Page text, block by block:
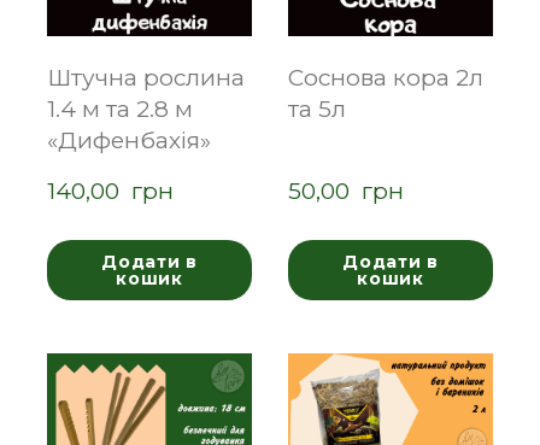
Штучна рослина
1.4 м та 2.8 м
«Дифенбахія»
140,00  грн
Додати в
кошик
Соснова кора 2л
та 5л
50,00  грн
Додати в
кошик